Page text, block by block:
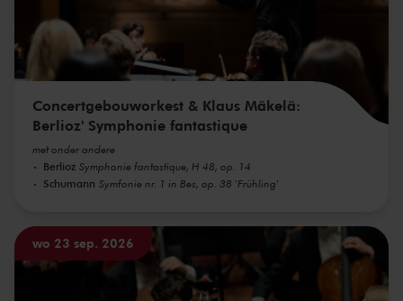
Concertgebouworkest & Klaus Mäkelä:
Berlioz' Symphonie fantastique
met onder andere
Berlioz Symphonie fantastique, H 48, op. 14
Schumann Symfonie nr. 1 in Bes, op. 38 'Frühling'
wo 23 sep. 2026